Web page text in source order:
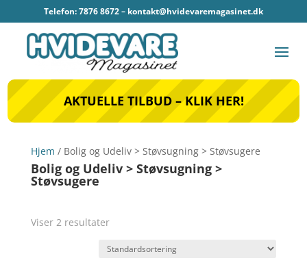
Telefon: 7876 8672 – kontakt@hvidevaremagasinet.dk
AKTUELLE TILBUD – KLIK HER!
Hjem / Bolig og Udeliv > Støvsugning > Støvsugere
Bolig og Udeliv > Støvsugning >
Støvsugere
Viser 2 resultater